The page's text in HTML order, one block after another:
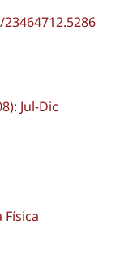
Jul-Dic